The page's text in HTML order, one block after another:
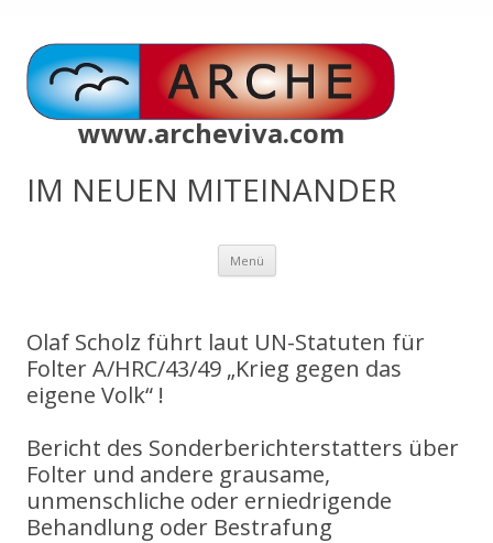
www.archeviva.com
IM NEUEN MITEINANDER
Menü Zum
springen
Olaf Scholz führt laut UN-Statuten für
Folter A/HRC/43/49 „Krieg gegen das
eigene Volk“ !
Bericht des Sonderberichterstatters über
Folter und andere grausame,
unmenschliche oder erniedrigende
Behandlung oder Bestrafung